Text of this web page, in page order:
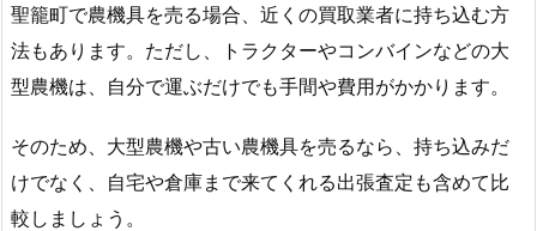
聖籠町で農機具を売る場合、近くの買取業者に持ち込む方
法もあります。ただし、トラクターやコンバインなどの大
型農機は、自分で運ぶだけでも手間や費用がかかります。
そのため、大型農機や古い農機具を売るなら、持ち込みだ
けでなく、自宅や倉庫まで来てくれる出張査定も含めて比
較しましょう。